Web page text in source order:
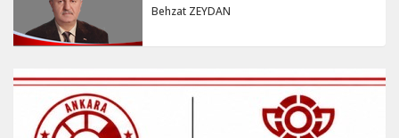
Behzat ZEYDAN